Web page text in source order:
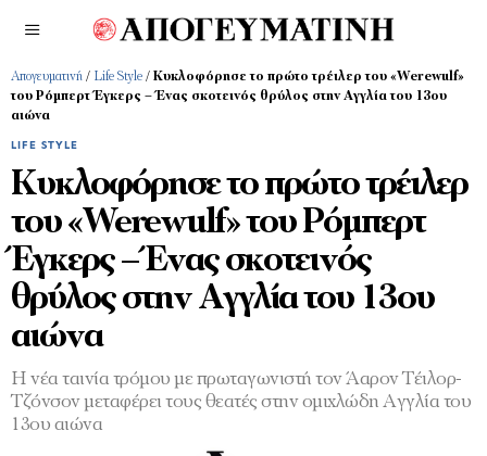
Απογευματινή / Life Style / Κυκλοφόρησε το πρώτο τρέιλερ του «Werewulf»
του Ρόμπερτ Έγκερς – Ένας σκοτεινός θρύλος στην Αγγλία του 13ου
αιώνα
LIFE STYLE
Κυκλοφόρησε το πρώτο τρέιλερ
του «Werewulf» του Ρόμπερτ
Έγκερς – Ένας σκοτεινός
θρύλος στην Αγγλία του 13ου
αιώνα
Η νέα ταινία τρόμου με πρωταγωνιστή τον Άαρον Τέιλορ-
Τζόνσον μεταφέρει τους θεατές στην ομιχλώδη Αγγλία του
13ου αιώνα